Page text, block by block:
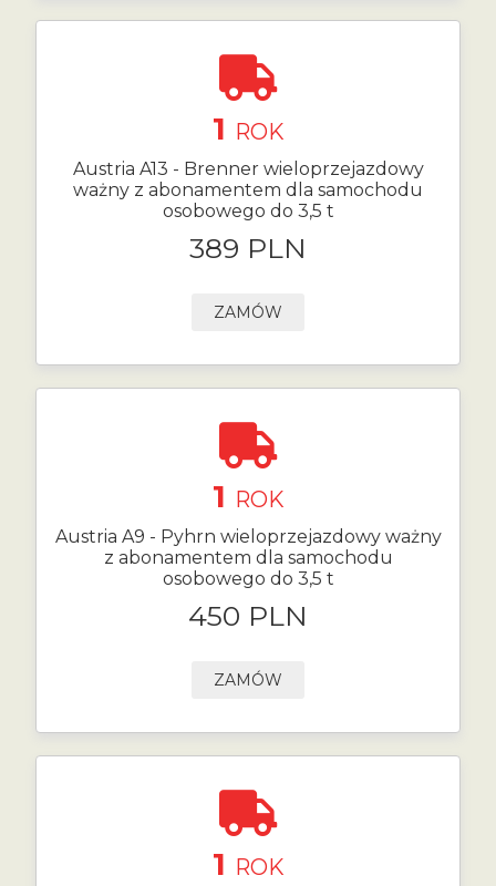
1 ROK
Austria A13 - Brenner wieloprzejazdowy
ważny z abonamentem dla samochodu
osobowego do 3,5 t
389 PLN
ZAMÓW
1 ROK
Austria A9 - Pyhrn wieloprzejazdowy ważny
z abonamentem dla samochodu
osobowego do 3,5 t
450 PLN
ZAMÓW
1 ROK